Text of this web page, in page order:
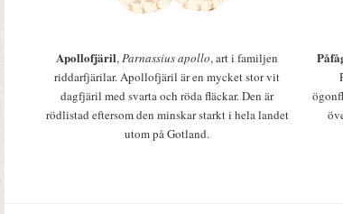
Apollofjäril,Parnassius apollo, art i familjen
riddarfjärilar. Apollofjäril är en mycket stor vit
dagfjäril med svarta och röda fläckar. Den är
rödlistad eftersom den minskar starkt i hela landet
utom på Gotland.